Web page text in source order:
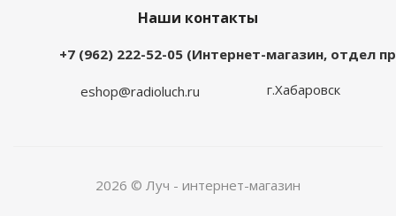
Наши контакты
+7 (962) 222-52-05 (Интернет-магазин, отдел
eshop@radioluch.ru г.Хабаровск
2026 © Луч - интернет-магазин